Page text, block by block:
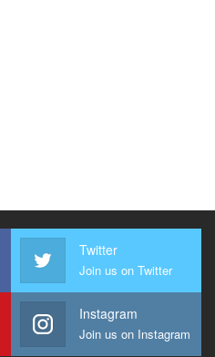
Twitter
Join us on Twitter
Instagram
Join us on Instagram